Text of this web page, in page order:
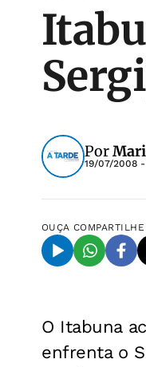
Por
19/07/2008
OUÇA COMPARTILHE
O Itabuna
enfrenta o